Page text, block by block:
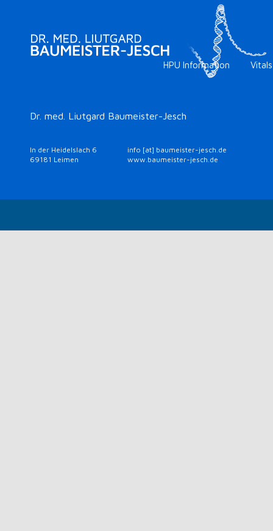
HPU Information
Dr. med. Liutgard Baumeister-Jesch
In der Heidelslach 6
69181 Leimen
info [at] baumeister-jesch.de
www.baumeister-jesch.de